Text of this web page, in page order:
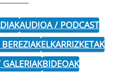
AUDIOA / PODCAST
ELKARRIZKETAK
BIDEOAK